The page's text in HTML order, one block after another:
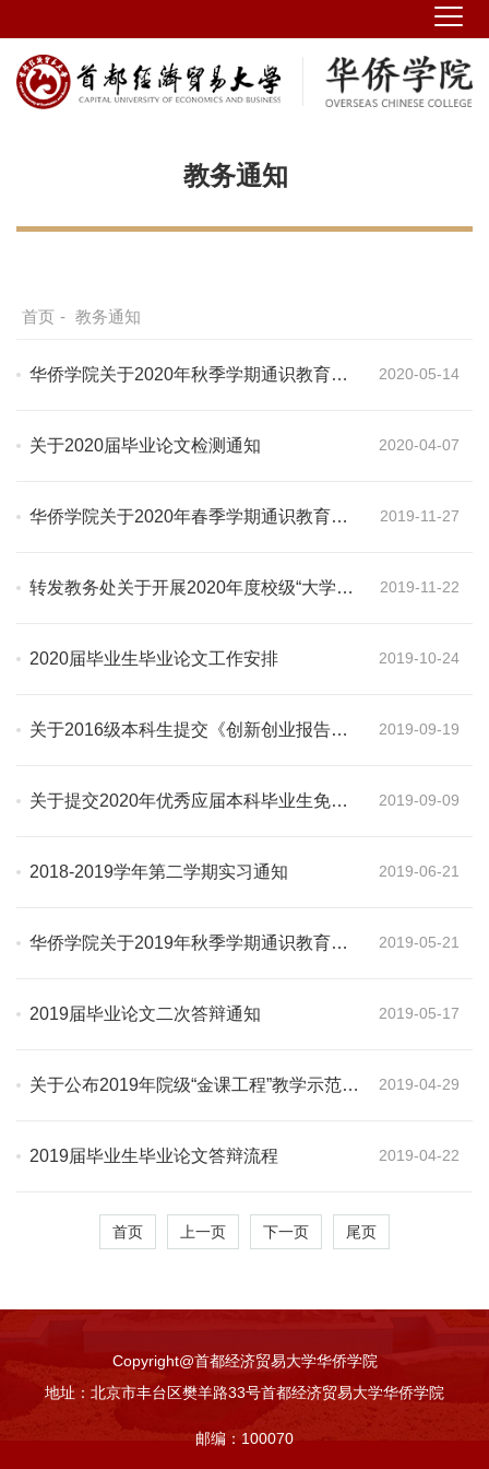
教务通知
首页 - 教务通知
华侨学院关于2020年秋季学期通识教育选
2020-05-14
关于2020届毕业论文检测通知 2020-04-07
华侨学院关于2020年春季学期通识教育选
2019-11-27
转发教务处关于开展2020年度校级“大学生
2019-11-22
2020届毕业生毕业论文工作安排 2019-10-24
关于2016级本科生提交《创新创业报告》
2019-09-19
关于提交2020年优秀应届本科毕业生免试
2019-09-09
2018-2019学年第二学期实习通知 2019-06-21
华侨学院关于2019年秋季学期通识教育选
2019-05-21
2019届毕业论文二次答辩通知 2019-05-17
关于公布2019年院级“金课工程”教学示范课
2019-04-29
2019届毕业生毕业论文答辩流程 2019-04-22
首页 上一页 下一页 尾页
Copyright@首都经济贸易大学华侨学院
地址：北京市丰台区樊羊路33号首都经济贸易大学华侨学院
邮编：100070